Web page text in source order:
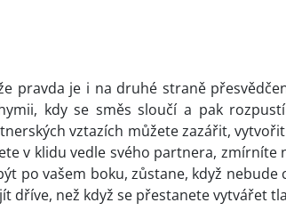
pravda je i na druhé straně
kdy se směs sloučí a pak
vztazích můžete zazářit,
v klidu vedle svého partnera, zmírníte
po vašem boku, zůstane, když nebude
dříve, než když se přestanete vytvářet